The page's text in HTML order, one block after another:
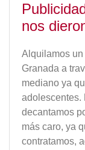
nos
Alquilamos
Granada a
mediano ya
adolescentes.
decantamos
más caro, ya
contratamos,